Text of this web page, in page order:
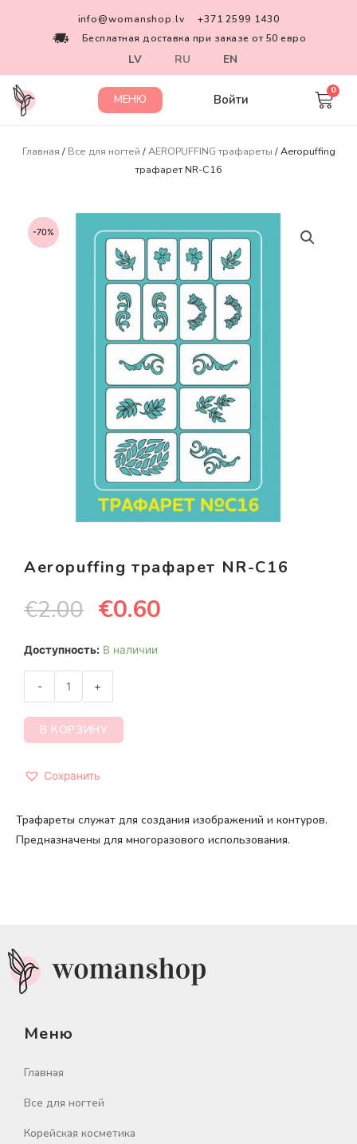
info@womanshop.lv
+371 2599 1430
Бесплатная доставка при заказе от 50 евро
LV RU EN
МЕНЮ Войти
Главная / Все для ногтей /AEROPUFFING трафареты / Aeropuffing
трафарет NR-C16
-70%
Aeropuffing трафарет NR-C16
€2.00 €0.60
Доступность: В наличии
- +
В КОРЗИНУ
Сохранить
Трафареты служат для создания изображений и контуров.
Предназначены для многоразового использования.
Меню
Главная
Все для ногтей
Корейская косметика